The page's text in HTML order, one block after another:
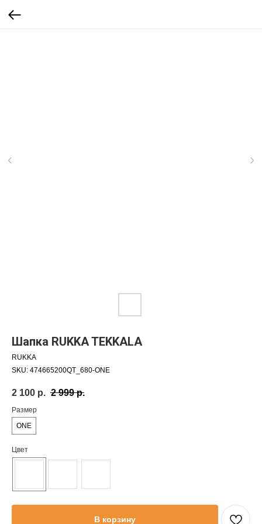
Шапка RUKKA TEKKALA
RUKKA
SKU: 474665200QT_680-ONE
2 100 р. 2 999 р.
Размер
ONE
Цвет
В корзину